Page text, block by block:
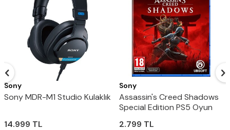
Sony
Sony MDR-M1 Studio Kulaklık
14.999 TL
Sony
Assassin's Creed Shadows
Special Edition PS5 Oyun
2.799 TL